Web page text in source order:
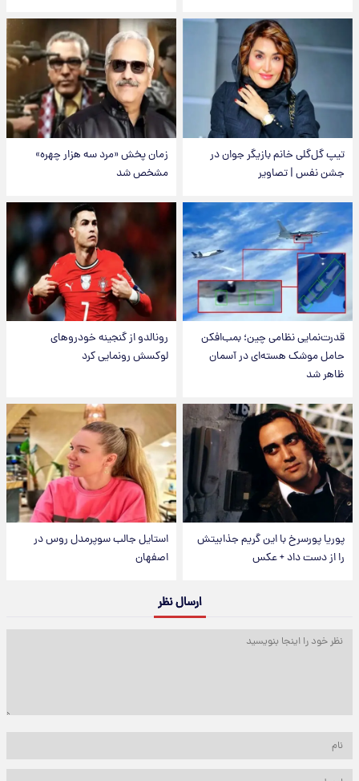
تیپ گل‌گلی خانم بازیگر جوان در
جشن نفس | تصاویر
زمان پخش «مرد سه هزار چهره»
مشخص شد
قدرت‌نمایی نظامی چین؛ بمب‌افکن
حامل موشک هسته‌ای در آسمان
ظاهر شد
رونالدو از گنجینه خودروهای
لوکسش رونمایی کرد
پوریا پورسرخ با این گریم جذابیتش
را از دست داد + عکس
استایل جالب سوپرمدل روس در
اصفهان
ارسال نظر